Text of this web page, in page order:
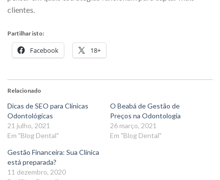
clientes.
Partilhar isto:
Facebook 18+
Relacionado
Dicas de SEO para Clínicas
Odontológicas
21 julho, 2021
Em "Blog Dental"
O Beabá de Gestão de
Preços na Odontologia
26 março, 2021
Em "Blog Dental"
Gestão Financeira: Sua Clínica
está preparada?
11 dezembro, 2020